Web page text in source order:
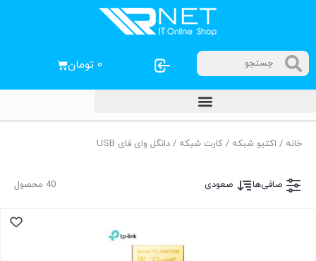
۰ تومان
خانه / اکتیو شبکه / کارت شبکه / دانگل وای فای USB
40 محصول صافی‌ها صعودی